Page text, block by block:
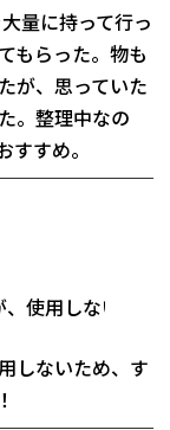
量に持って行っ
もらった。物も
が、思っていた
。整理中なの
すめ。
使用しないた
しないため、す